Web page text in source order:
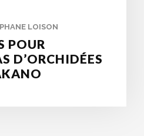
LOISON
POUR
D’ORCHIDÉES